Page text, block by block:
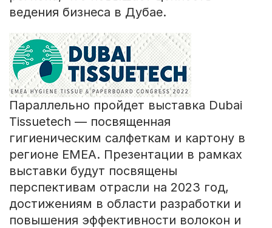
ведения бизнеса в Дубае.
Параллельно пройдет выставка Dubai
Tissuetech — посвященная
гигиеническим салфеткам и картону в
регионе EMEA. Презентации в рамках
выставки будут посвящены
перспективам отрасли на 2023 год,
достижениям в области разработки и
повышения эффективности волокон и